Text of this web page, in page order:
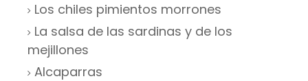
Los chiles pimientos morrones
La salsa de las sardinas y de los
mejillones
Alcaparras